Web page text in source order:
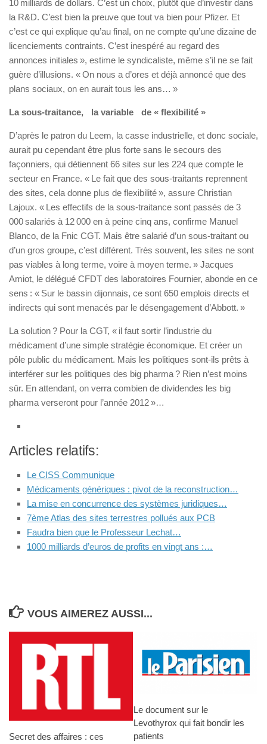
10 milliards de dollars. C’est un choix, plutôt que d’investir dans
la R&D. C’est bien la preuve que tout va bien pour Pfizer. Et
c’est ce qui explique qu’au final, on ne compte qu’une dizaine de
licenciements contraints. C’est inespéré au regard des
annonces initiales », estime le syndicaliste, même s’il ne se fait
guère d’illusions. « On nous a d’ores et déjà annoncé que des
plans sociaux, on en aurait tous les ans… »
La sous-traitance, la variable de « flexibilité »
D’après le patron du Leem, la casse industrielle, et donc sociale,
aurait pu cependant être plus forte sans le secours des
façonniers, qui détiennent 66 sites sur les 224 que compte le
secteur en France. « Le fait que des sous-traitants reprennent
des sites, cela donne plus de flexibilité », assure Christian
Lajoux. « Les effectifs de la sous-traitance sont passés de 3
000 salariés à 12 000 en à peine cinq ans, confirme Manuel
Blanco, de la Fnic CGT. Mais être salarié d’un sous-traitant ou
d’un gros groupe, c’est différent. Très souvent, les sites ne sont
pas viables à long terme, voire à moyen terme. » Jacques
Amiot, le délégué CFDT des laboratoires Fournier, abonde en ce
sens : « Sur le bassin dijonnais, ce sont 650 emplois directs et
indirects qui sont menacés par le désengagement d’Abbott. »
La solution ? Pour la CGT, « il faut sortir l’industrie du
médicament d’une simple stratégie économique. Et créer un
pôle public du médicament. Mais les politiques sont-ils prêts à
interférer sur les politiques des big pharma ? Rien n’est moins
sûr. En attendant, on verra combien de dividendes les big
pharma verseront pour l’année 2012 »…
Articles relatifs:
Le CISS Communique
Médicaments génériques : pivot de la reconstruction…
La mise en concurrence des systèmes juridiques…
7ème Atlas des sites terrestres pollués aux PCB
Faudra bien que le Professeur Lechat…
1000 milliards d’euros de profits en vingt ans :…
VOUS AIMEREZ AUSSI...
Secret des affaires : ces
Le document sur le
Levothyrox qui fait bondir les
patients